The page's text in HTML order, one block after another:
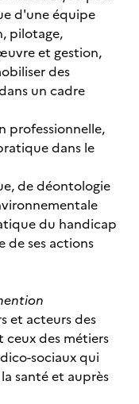
d'une équipe
pilotage,
et gestion,
des
un cadre
professionnelle,
dans le
de déontologie
du handicap
de ses actions
et acteurs des
des métiers
sociaux qui
santé et auprès